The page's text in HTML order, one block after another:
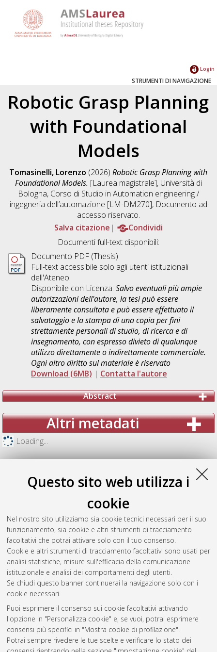
Questo sito web utilizza i
cookie
Nel nostro sito utilizziamo sia cookie tecnici necessari per il suo
funzionamento, sia cookie e altri strumenti di tracciamento
facoltativi che potrai attivare solo con il tuo consenso.
Cookie e altri strumenti di tracciamento facoltativi sono usati per
analisi statistiche, misure sull'efficacia della comunicazione
istituzionale e analisi dei comportamenti degli utenti.
Se chiudi questo banner continuerai la navigazione solo con i
cookie necessari.
Puoi esprimere il consenso sui cookie facoltativi attivando
l'opzione in "Personalizza cookie" e, se vuoi, potrai esprimere
consensi più specifici in "Mostra cookie di profilazione".
Potrai sempre rivedere le tue scelte e verificare lo stato dei
Login
STRUMENTI DI NAVIGAZIONE
Robotic Grasp Planning
with Foundational
Models
Tomasinelli, Lorenzo (2026)Robotic Grasp Planning with
Foundational Models. [Laurea magistrale], Università di
Bologna, Corso di Studio in Automation engineering /
ingegneria dell’automazione [LM-DM270], Documento ad
accesso riservato.
Salva citazione
Condividi
Documenti full-text disponibili:
Documento PDF (Thesis)
Full-text accessibile solo agli utenti istituzionali
dell'Ateneo
Disponibile con Licenza: Salvo eventuali più ampie
autorizzazioni dell'autore, la tesi può essere
liberamente consultata e può essere effettuato il
salvataggio e la stampa di una copia per fini
strettamente personali di studio, di ricerca e di
insegnamento, con espresso divieto di qualunque
utilizzo direttamente o indirettamente commerciale.
Ogni altro diritto sul materiale è riservato
Download (6MB) | Contatta l'autore
Abstract
Altri metadati
Loading...
Gestione del documento:
Atom
Rss 1.0
Rss 2.0